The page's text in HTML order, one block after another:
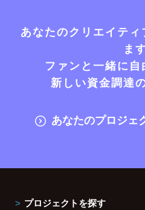
あなたのクリエイテ
ま
ファンと一緒に
新しい資金調達
あなたのプロジェ
プロジェクトを探す